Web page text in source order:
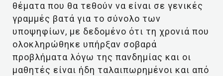
θέματα που θα τεθούν να είναι σε γενικές
γραμμές βατά για το σύνολο των
υποψηφίων, με δεδομένο ότι τη χρονιά που
ολοκληρώθηκε υπήρξαν σοβαρά
προβλήματα λόγω της πανδημίας και οι
μαθητές είναι ήδη ταλαιπωρημένοι και από